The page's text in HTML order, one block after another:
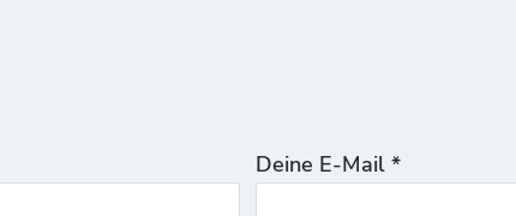
Deine E-Mail *